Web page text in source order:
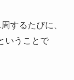
するたびに、
いうことで